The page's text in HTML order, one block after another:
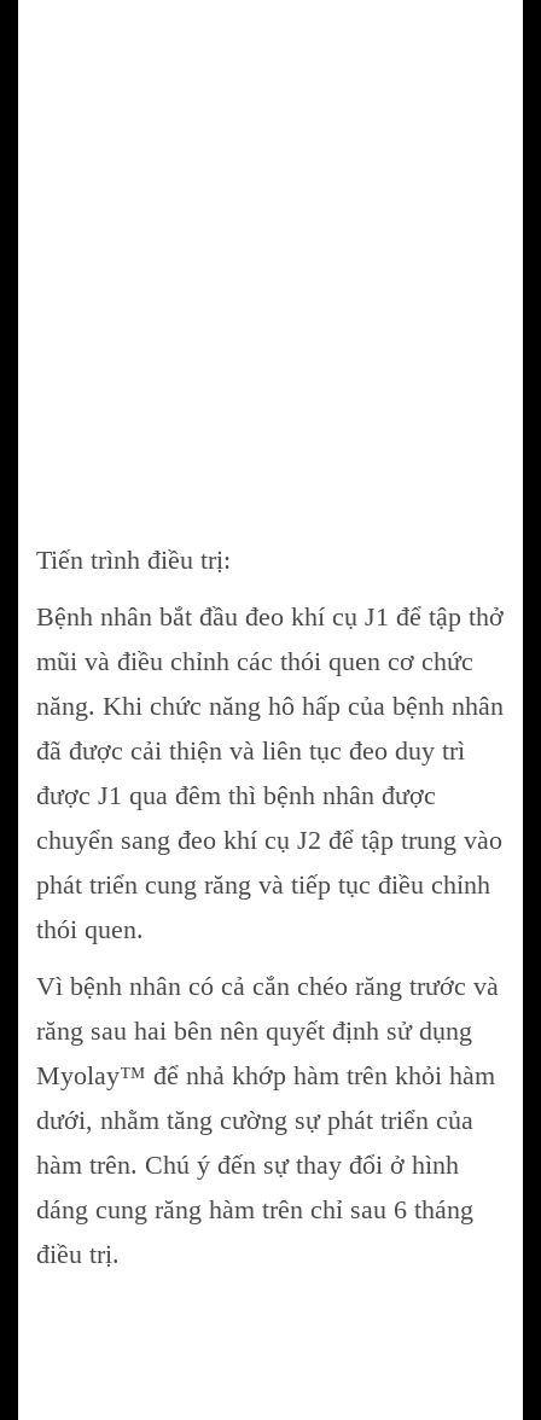
Tiến trình điều trị:
Bệnh nhân bắt đầu đeo khí cụ J1 để tập thở
mũi và điều chỉnh các thói quen cơ chức
năng. Khi chức năng hô hấp của bệnh nhân
đã được cải thiện và liên tục đeo duy trì
được J1 qua đêm thì bệnh nhân được
chuyển sang đeo khí cụ J2 để tập trung vào
phát triển cung răng và tiếp tục điều chỉnh
thói quen.
Vì bệnh nhân có cả cắn chéo răng trước và
răng sau hai bên nên quyết định sử dụng
Myolay™ để nhả khớp hàm trên khỏi hàm
dưới, nhằm tăng cường sự phát triển của
hàm trên. Chú ý đến sự thay đổi ở hình
dáng cung răng hàm trên chỉ sau 6 tháng
điều trị.